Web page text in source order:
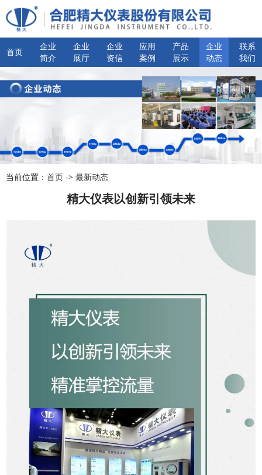
首页
企业
简介
企业
展厅
企业
资信
应用
案例
产品
展示
企业
动态
联系
我们
当前位置： 首页 -> 最新动态
精大仪表以创新引领未来